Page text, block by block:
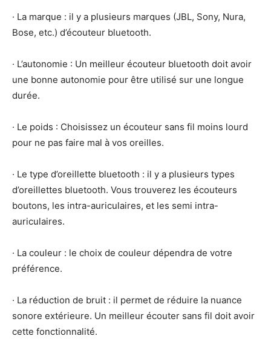
· La marque : il y a plusieurs marques (JBL, Sony, Nura,
Bose, etc.) d’écouteur bluetooth.
· L’autonomie : Un meilleur écouteur bluetooth doit avoir
une bonne autonomie pour être utilisé sur une longue
durée.
· Le poids : Choisissez un écouteur sans fil moins lourd
pour ne pas faire mal à vos oreilles.
· Le type d’oreillette bluetooth : il y a plusieurs types
d’oreillettes bluetooth. Vous trouverez les écouteurs
boutons, les intra-auriculaires, et les semi intra-
auriculaires.
· La couleur : le choix de couleur dépendra de votre
préférence.
· La réduction de bruit : il permet de réduire la nuance
sonore extérieure. Un meilleur écouter sans fil doit avoir
cette fonctionnalité.